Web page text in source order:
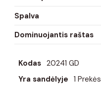
Spalva
Dominuojantis raštas
Kodas 20241 GD
Yra sandėlyje 1 Prekės